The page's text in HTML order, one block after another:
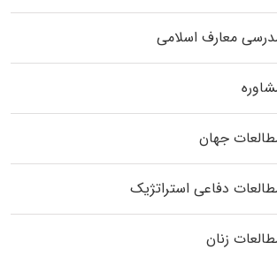
معارف اسلامی
جهان
دفاعی استراتژیک
زنان